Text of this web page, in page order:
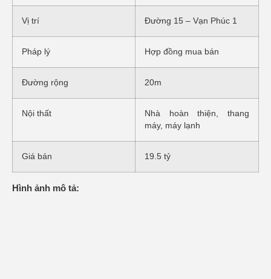
Vị trí Đường 15 – Vạn Phúc 1
Pháp lý Hợp đồng mua bán
Đường rộng 20m
Nội thất
Nhà hoàn thiện, thang
máy, máy lạnh
Giá bán 19.5 tỷ
Hình ảnh mô tả: